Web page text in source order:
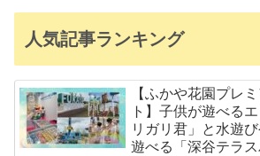
人気記事ランキング
【ふかや花園プレ
ト】子供が遊べる
リガリ君」と水遊
遊べる「深谷テラ